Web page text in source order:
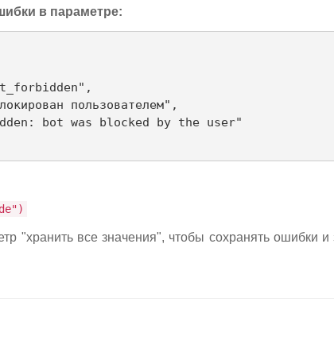
в параметре:
"хранить все значения", чтобы сохранять ошибки